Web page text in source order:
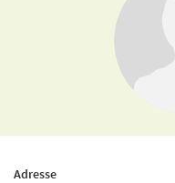
Adresse